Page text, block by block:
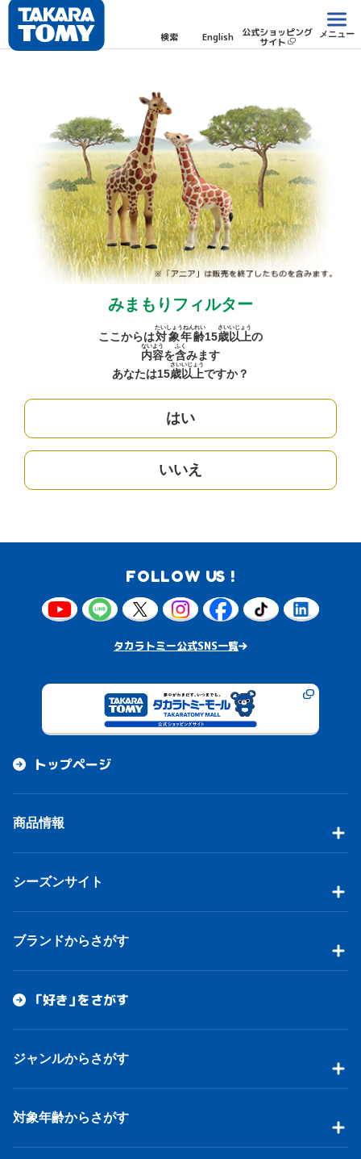
検索 English 公式ショッピング
サイト
メニュー
みまもりフィルター
ここからは対象年齢
たいしょうねんれい
15歳
さい
以上
いじょう
の
内容
ないよう
を含
ふく
みます
あなたは15歳
さい
以上
いじょう
ですか？
はい
いいえ
FOLLOW US !
タカラトミー公式SNS一覧
トップページ
商品情報
シーズンサイト
ブランドからさがす
「好き」をさがす
ジャンルからさがす
対象年齢からさがす